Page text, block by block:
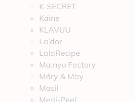
K-SECRET
Kaine
KLAVUU
La’dor
LalaRecipe
Ma:nyo Factory
Máry & May
Masil
Medi-Peel